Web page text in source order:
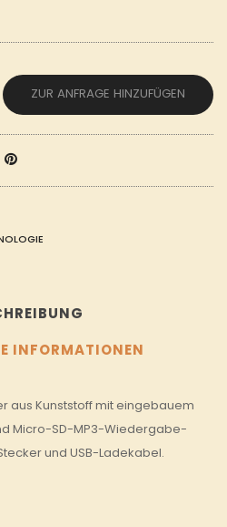
ZUR ANFRAGE HINZUFÜGEN
INFORMATIONEN
aus Kunststoff mit eingebauem
Micro-SD-MP3-Wiedergabe-
und USB-Ladekabel.